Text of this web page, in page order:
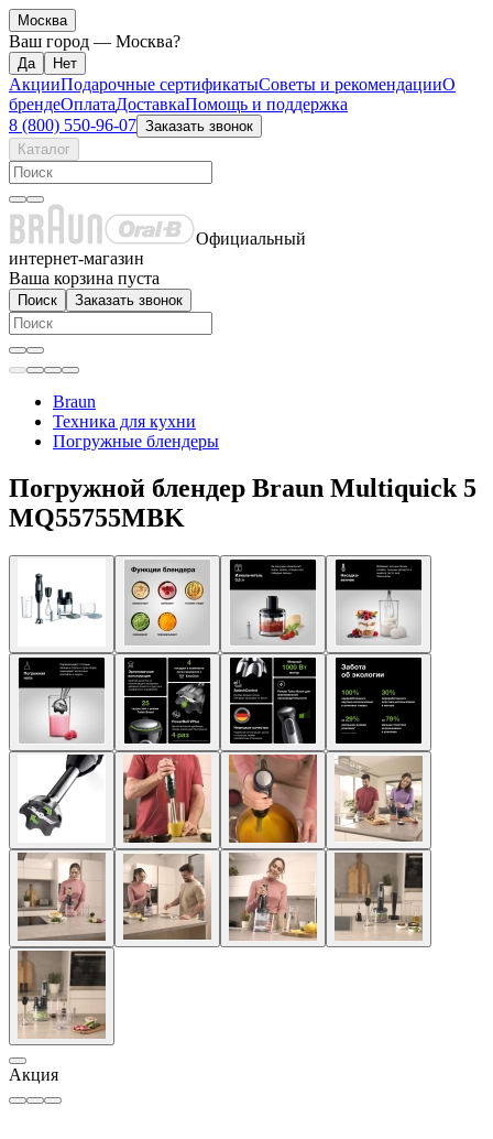
Москва
Ваш город — Москва?
АкцииПодарочные сертификатыСоветы и рекомендацииО
брендеОплатаДоставкаПомощь и поддержка
8 (800) 550-96-07 Заказать звонок
Каталог
Официальный
интернет-магазин
Ваша корзина пуста
Поиск Заказать звонок
Braun
Техника для кухни
Погружные блендеры
Погружной блендер Braun Multiquick 5
MQ55755MBK
Акция